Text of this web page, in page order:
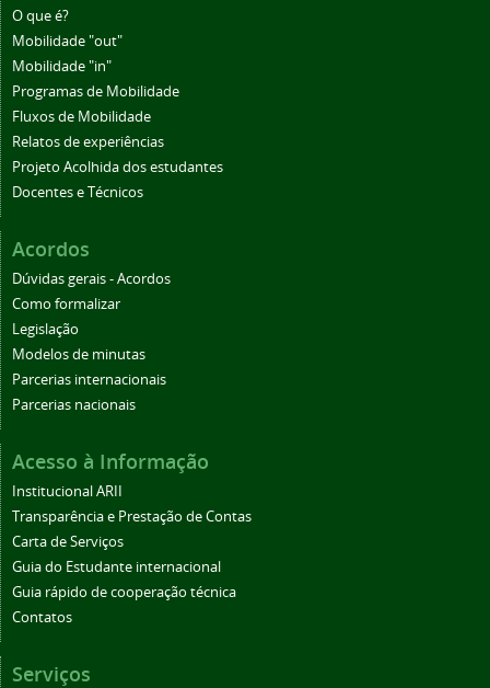
O que é?
Mobilidade "out"
Mobilidade "in"
Programas de Mobilidade
Fluxos de Mobilidade
Relatos de experiências
Projeto Acolhida dos estudantes
Docentes e Técnicos
Acordos
Dúvidas gerais - Acordos
Como formalizar
Legislação
Modelos de minutas
Parcerias internacionais
Parcerias nacionais
Acesso à Informação
Institucional ARII
Transparência e Prestação de Contas
Carta de Serviços
Guia do Estudante internacional
Guia rápido de cooperação técnica
Contatos
Serviços